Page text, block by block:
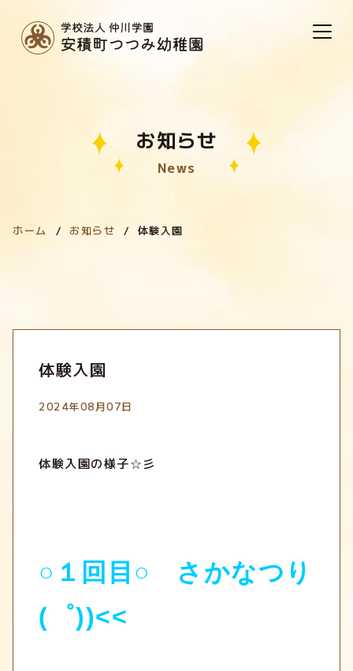
お知らせ
News
ホーム お知らせ 体験入園
体験入園
2024年08月07日
体験入園の様子☆彡
○１回目○ さかなつり
(゜))<<